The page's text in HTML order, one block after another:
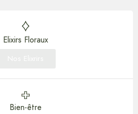
Elixirs Floraux
Bien-être